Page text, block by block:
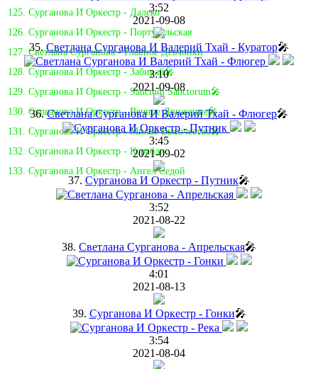
125. Сурганова И Оркестр - Далеко
126. Сурганова И Оркестр - Португальская
127. Светлана Сурганова - Главное Девчонки
128. Сурганова И Оркестр - Забирай🎤
129. Сурганова И Оркестр - Sanctum Sanctorum🎤
130. Сурганова И Оркестр - Вечное Движение🎤
131. Сурганова И Оркестр - Милое Высочество🎤
132. Сурганова И Оркестр - Корабли
133. Сурганова И Оркестр - Ангел Седой
3:52
2021-09-08
35. Светлана Сурганова И Валерий Тхай - Куратор🎤
3:10
2021-09-08
36.Светлана Сурганова И Валерий Тхай - Флюгер🎤
3:45
2021-09-02
37. Сурганова И Оркестр - Путник🎤
3:52
2021-08-22
38. Светлана Сурганова - Апрельская🎤
4:01
2021-08-13
39. Сурганова И Оркестр - Гонки🎤
3:54
2021-08-04